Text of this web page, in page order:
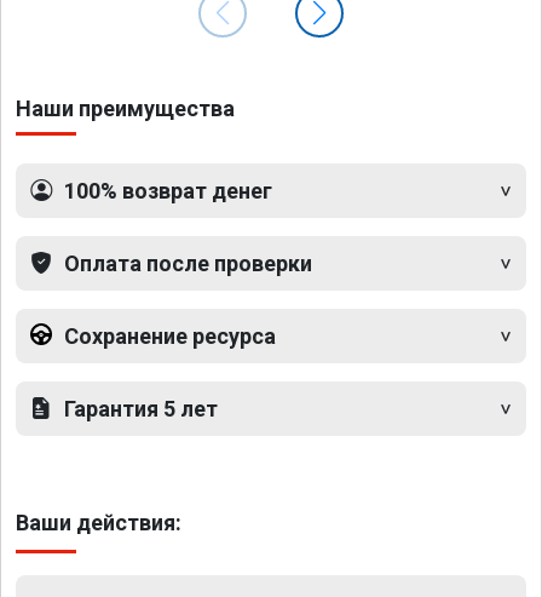
Наши преимущества
100% возврат денег
Оплата после проверки
Сохранение ресурса
Гарантия 5 лет
Ваши действия: